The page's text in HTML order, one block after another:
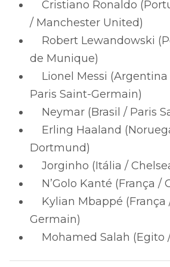
Cristiano Ronaldo
/ Manchester United)
Robert Lewandowski
de Munique)
Lionel Messi (Argentina
Paris Saint-Germain)
Neymar (Brasil / Paris
Erling Haaland
Dortmund)
Jorginho (Itália /
N’Golo Kanté (França /
Kylian Mbappé (França
Germain)
Mohamed Salah (Egito